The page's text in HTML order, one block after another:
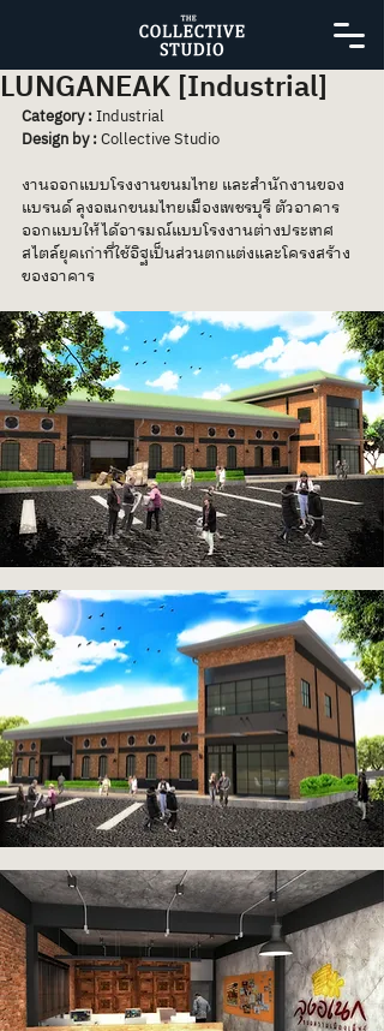
LUNGANEAK [Industrial]
Category : Industrial
Design by : Collective Studio
งานออกแบบโรงงานขนมไทย และสำนักงานของ
แบรนด์ ลุงอเนกขนมไทยเมืองเพชรบุรี ตัวอาคาร
ออกแบบให้ได้อารมณ์แบบโรงงานต่างประเทศ
สไตล์ยุคเก่าที่ใช้อิฐเป็นส่วนตกแต่งและโครงสร้าง
ของอาคาร